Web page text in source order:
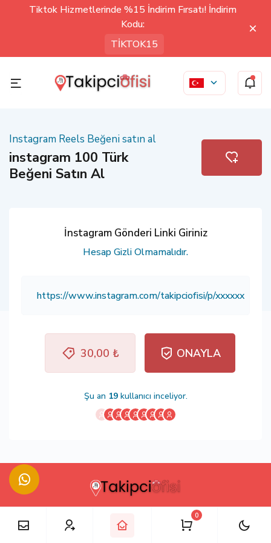
Tiktok Hizmetlerinde %15 İndirim Fırsatı! İndirim
Kodu:
TİKTOK15
0
Instagram Reels Beğeni satın al
instagram 100 Türk
Beğeni Satın Al
İnstagram Gönderi Linki Giriniz
Hesap Gizli Olmamalıdır.
30,00 ₺ ONAYLA
Şu an 19kullanıcı inceliyor.